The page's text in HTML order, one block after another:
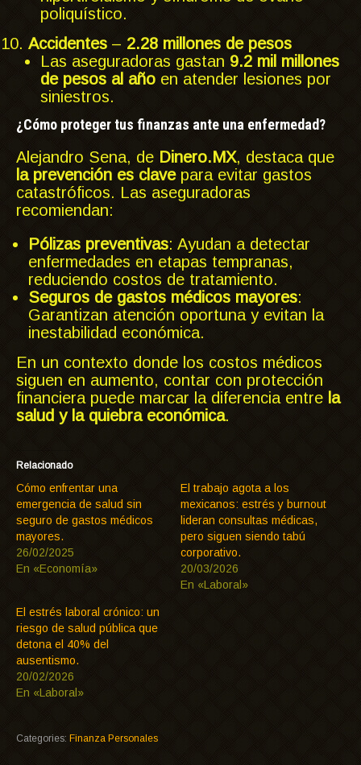
poliquístico.
Accidentes – 2.28 millones de pesos
Las aseguradoras gastan 9.2 mil millones
de pesos al año en atender lesiones por
siniestros.
¿Cómo proteger tus finanzas ante una enfermedad?
Alejandro Sena, de Dinero.MX, destaca que
la prevención es clavepara evitar gastos
catastróficos. Las aseguradoras
recomiendan:
Pólizas preventivas: Ayudan a detectar
enfermedades en etapas tempranas,
reduciendo costos de tratamiento.
Seguros de gastos médicos mayores:
Garantizan atención oportuna y evitan la
inestabilidad económica.
En un contexto donde los costos médicos
siguen en aumento, contar con protección
financiera puede marcar la diferencia entre la
salud y la quiebra económica.
Relacionado
Cómo enfrentar una
emergencia de salud sin
seguro de gastos médicos
mayores.
26/02/2025
En «Economía»
El trabajo agota a los
mexicanos: estrés y burnout
lideran consultas médicas,
pero siguen siendo tabú
corporativo.
20/03/2026
En «Laboral»
El estrés laboral crónico: un
riesgo de salud pública que
detona el 40% del
ausentismo.
20/02/2026
En «Laboral»
Categories: Finanza Personales